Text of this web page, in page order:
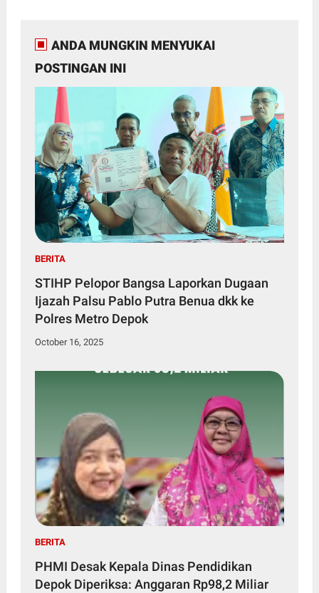
ANDA MUNGKIN MENYUKAI
POSTINGAN INI
BERITA
STIHP Pelopor Bangsa Laporkan Dugaan
Ijazah Palsu Pablo Putra Benua dkk ke
Polres Metro Depok
October 16, 2025
BERITA
PHMI Desak Kepala Dinas Pendidikan
Depok Diperiksa: Anggaran Rp98,2 Miliar